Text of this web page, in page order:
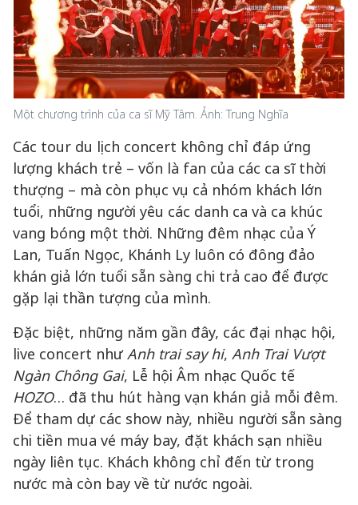
Một chương trình của ca sĩ Mỹ Tâm. Ảnh: Trung Nghĩa
Các tour du lịch concert không chỉ đáp ứng
lượng khách trẻ – vốn là fan của các ca sĩ thời
thượng – mà còn phục vụ cả nhóm khách lớn
tuổi, những người yêu các danh ca và ca khúc
vang bóng một thời. Những đêm nhạc của Ý
Lan, Tuấn Ngọc, Khánh Ly luôn có đông đảo
khán giả lớn tuổi sẵn sàng chi trả cao để được
gặp lại thần tượng của mình.
Đặc biệt, những năm gần đây, các đại nhạc hội,
live concert nhưAnh trai say hi, Anh Trai Vượt
Ngàn Chông Gai, Lễ hội Âm nhạc Quốc tế
HOZO… đã thu hút hàng vạn khán giả mỗi đêm.
Để tham dự các show này, nhiều người sẵn sàng
chi tiền mua vé máy bay, đặt khách sạn nhiều
ngày liên tục. Khách không chỉ đến từ trong
nước mà còn bay về từ nước ngoài.